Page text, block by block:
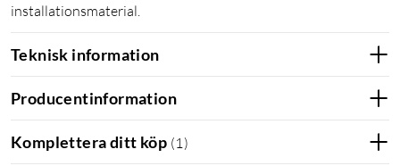
installationsmaterial.
Teknisk information
Producentinformation
Komplettera ditt köp (1 )